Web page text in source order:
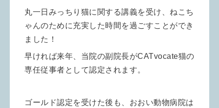
丸一日みっちり猫に関する講義を受け、ねこち
ゃんのために充実した時間を過ごすことができ
ました！
早ければ来年、当院の副院長がCATvocate猫の
専任従事者として認定されます。
ゴールド認定を受けた後も、おおい動物病院は